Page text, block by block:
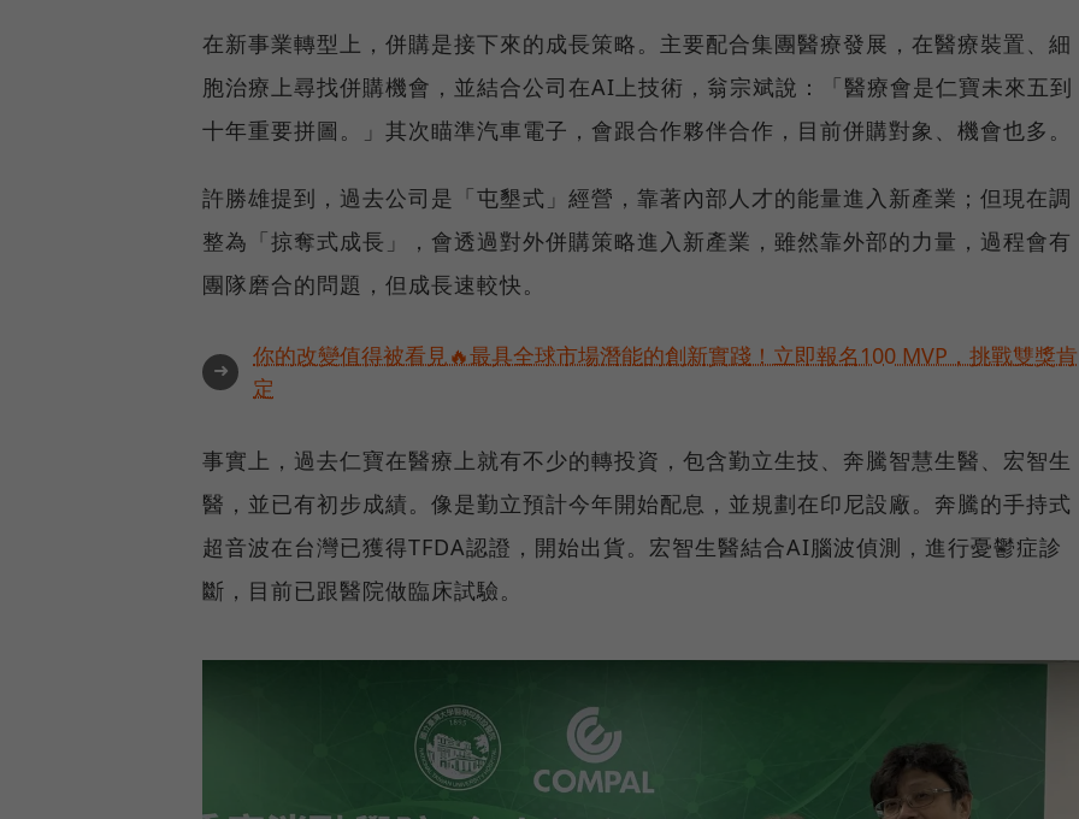
在新事業轉型上，併購是接下來的成長策略。主要配合集團醫療發展，在醫療裝置、細
胞治療上尋找併購機會，並結合公司在AI上技術，翁宗斌說：「醫療會是仁寶未來五到
十年重要拼圖。」其次瞄準汽車電子，會跟合作夥伴合作，目前併購對象、機會也多。
許勝雄提到，過去公司是「屯墾式」經營，靠著內部人才的能量進入新產業；但現在調
整為「掠奪式成長」，會透過對外併購策略進入新產業，雖然靠外部的力量，過程會有
團隊磨合的問題，但成長速較快。
➜
你的改變值得被看見🔥最具全球市場潛能的創新實踐！立即報名100 MVP，挑戰雙獎肯
定
事實上，過去仁寶在醫療上就有不少的轉投資，包含勤立生技、奔騰智慧生醫、宏智生
醫，並已有初步成績。像是勤立預計今年開始配息，並規劃在印尼設廠。奔騰的手持式
超音波在台灣已獲得TFDA認證，開始出貨。宏智生醫結合AI腦波偵測，進行憂鬱症診
斷，目前已跟醫院做臨床試驗。